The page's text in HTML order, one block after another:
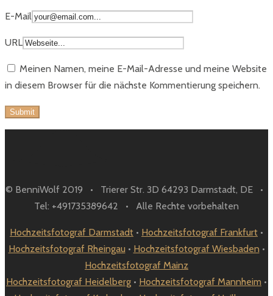
E-Mail
URL
Meinen Namen, meine E-Mail-Adresse und meine Website
in diesem Browser für die nächste Kommentierung speichern.
© BenniWolf 2019 • Trierer Str. 3D 64293 Darmstadt, DE •
Tel: +491735389642 • Alle Rechte vorbehalten
Hochzeitsfotograf Darmstadt • Hochzeitsfotograf Frankfurt •
Hochzeitsfotograf Rheingau • Hochzeitsfotograf Wiesbaden •
Hochzeitsfotograf Mainz
Hochzeitsfotograf Heidelberg • Hochzeitsfotograf Mannheim •